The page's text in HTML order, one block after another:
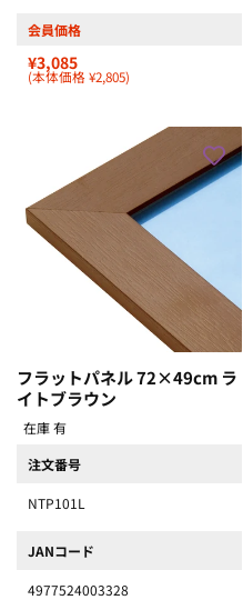
会員価格
¥3,085
(本体価格 ¥2,805)
フラットパネル 72×49cm ラ
イトブラウン
在庫 有
注文番号
NTP101L
JANコード
4977524003328